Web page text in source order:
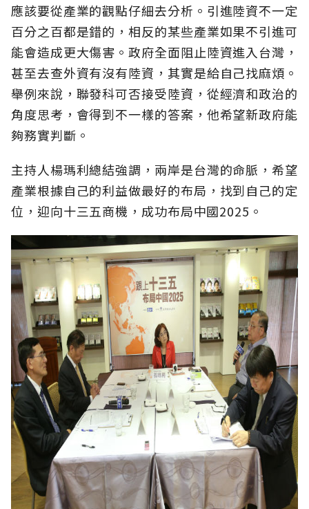
應該要從產業的觀點仔細去分析。引進陸資不一定
百分之百都是錯的，相反的某些產業如果不引進可
能會造成更大傷害。政府全面阻止陸資進入台灣，
甚至去查外資有沒有陸資，其實是給自己找麻煩。
舉例來說，聯發科可否接受陸資，從經濟和政治的
角度思考，會得到不一樣的答案，他希望新政府能
夠務實判斷。
主持人楊瑪利總結強調，兩岸是台灣的命脈，希望
產業根據自己的利益做最好的布局，找到自己的定
位，迎向十三五商機，成功布局中國2025。